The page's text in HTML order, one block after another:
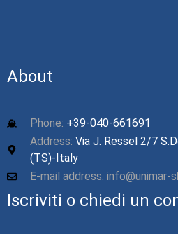
About
Phone: +39-040-661691
Address: Via J. Ressel 2/7
(TS)-Italy
E-mail address: info@unimar-
Iscriviti o chiedi un